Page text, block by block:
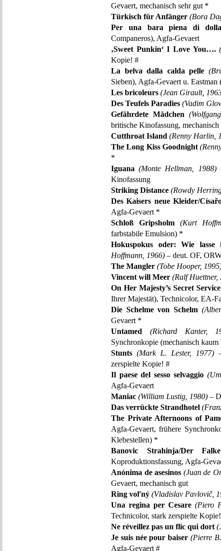
Gevaert, mechanisch sehr gut *
Türkisch für Anfänger (Bora
Per una bara piena di
Companeros), Agfa-Gevaert
‚Sweet Punkin‘ I Love You….
Kopie! #
La belva dalla calda pelle
Sieben), Agfa-Gevaert u.
Les bricoleurs (Jean Girault,
Des Teufels Paradies (Vadim
Gefährdete Mädchen
britische Kinofassung,
Cutthroat Island (Renny Harlin,
The Long Kiss Goodnight
*
Iguana (Monte Hellman, 1988)
Kinofassung
Striking Distance (Rowdy
Des Kaisers neue Kleider/
Agfa-Gevaert *
Schloß Gripsholm
(Kurt
farbstabile Emulsion) *
Hokuspokus oder: Wie
Hoffmann, 1966) – deut. OF,
The Mangler (Tobe Hooper,
Vincent will Meer (Ralf Huettner,
On Her Majesty’s Secret Service
Ihrer Majestät), Technicolor, EA-
Die Schelme von Schelm
Gevaert *
Untamed
(Richard Kanter,
Synchronkopie (mechanisch
Stunts (Mark L. Lester, 1977)
zerspielte Kopie! #
Il paese del sesso selvaggio
Agfa-Gevaert
Maniac (William Lustig, 1980) –
Das verrückte Strandhotel
The Private Afternoons of
Agfa-Gevaert, frühere
Klebestellen) *
Banovic Strahinja/Der Falke
Koproduktionsfassung, Agfa-
Anónima de asesinos (Juan de
Gevaert, mechanisch gut
Ring voľný (Vladislav Pavlovič,
Una regina per Cesare (Piero
Technicolor, stark zerspielte
Ne réveillez pas un flic qui dort
Je suis née pour baiser (Pierre
Agfa-Gevaert #